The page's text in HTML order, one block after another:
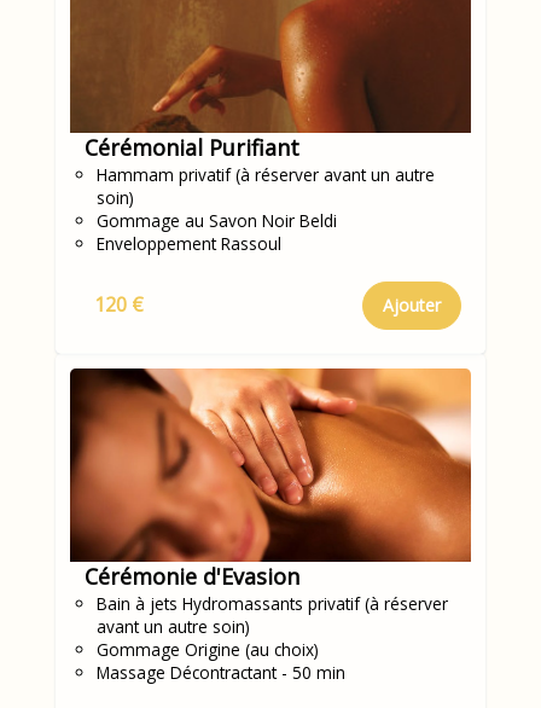
Cérémonial Purifiant
Hammam privatif (à réserver avant un autre
soin)
Gommage au Savon Noir Beldi
Enveloppement Rassoul
120 € Ajouter
Cérémonie d'Evasion
Bain à jets Hydromassants privatif (à réserver
avant un autre soin)
Gommage Origine (au choix)
Massage Décontractant - 50 min